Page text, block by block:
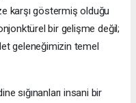
karşı göstermiş olduğu
bir gelişme değil;
geleneğimizin temel
sığınanları insani bir